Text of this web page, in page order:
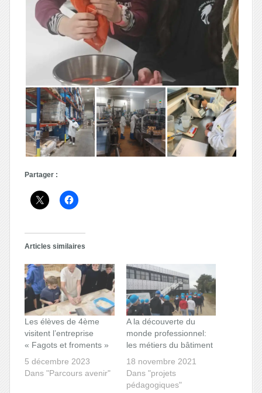
Partager :
Articles similaires
Les élèves de 4ème
visitent l’entreprise
« Fagots et froments »
5 décembre 2023
Dans "Parcours avenir"
A la découverte du
monde professionnel:
les métiers du bâtiment
18 novembre 2021
Dans "projets
pédagogiques"